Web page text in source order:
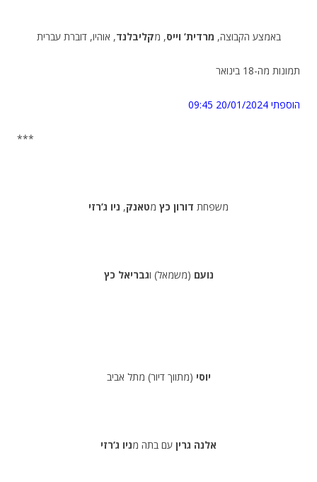
באמצע הקבוצה, מרדית’ וייס, מקליבלנד, אוהיו, דוברת עברית
תמונות מה-18 בינואר
הוספתי 20/01/2024 09:45
***
משפחת דורון כץ מטאנק, ניו ג’רזי
נועם (משמאל) וגבריאל כץ
יוסי (מתווך דיור) מתל אביב
אלנה גרין עם בתה מניו ג’רזי